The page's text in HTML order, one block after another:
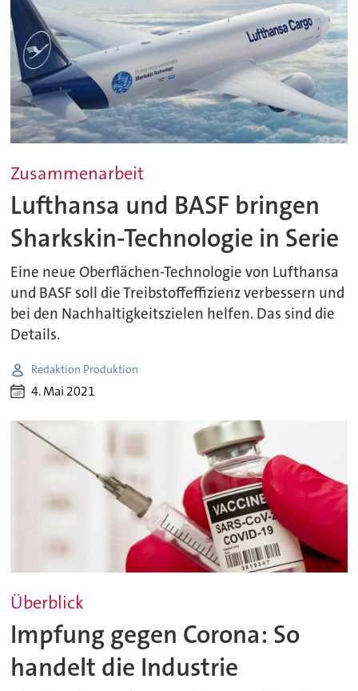
Zusammenarbeit
Lufthansa und BASF bringen
Sharkskin-Technologie in Serie
Eine neue Oberflächen-Technologie von Lufthansa
und BASF soll die Treibstoffeffizienz verbessern und
bei den Nachhaltigkeitszielen helfen. Das sind die
Details.
Redaktion Produktion
4. Mai 2021
Überblick
Impfung gegen Corona: So
handelt die Industrie